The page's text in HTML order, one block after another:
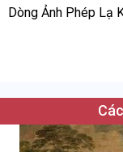
Dòng Ảnh Phép Lạ